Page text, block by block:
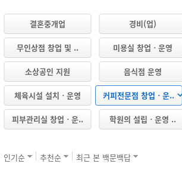
결혼중개업 경비(업)
무인상점 창업 및 .. 미용실 창업ㆍ운영
소상공인 지원 음식점 운영
체육시설 설치ㆍ운영 커피전문점 창업ㆍ운..
피부관리실 창업ㆍ운.. 학원의 설립ㆍ운영 ..
인기순 추천순 최근 본 백문백답